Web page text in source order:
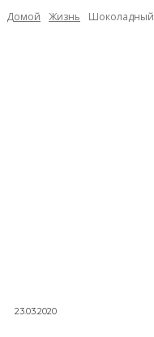
Домой Жизнь Шоколадный
23.03.2020